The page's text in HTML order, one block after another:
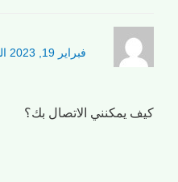
فبراير 19, 2023 الساعة 7:30 م
كيف يمكنني الاتصال بك؟